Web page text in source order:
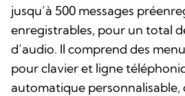
jusqu’à 500 messages
enregistrables, pour un total
d’audio. Il comprend des
pour clavier et ligne
automatique personnalisable,